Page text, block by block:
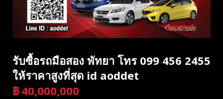
รับซื้อรถมือสอง พัทยา โทร 099 456 2455
ให้ราคาสูงที่สุด id aoddet
฿ 40,000,000